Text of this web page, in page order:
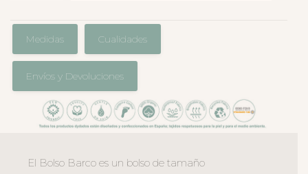
Medidas Cualidades
Envíos y Devoluciones
El Bolso Barco es un bolso de tamaño